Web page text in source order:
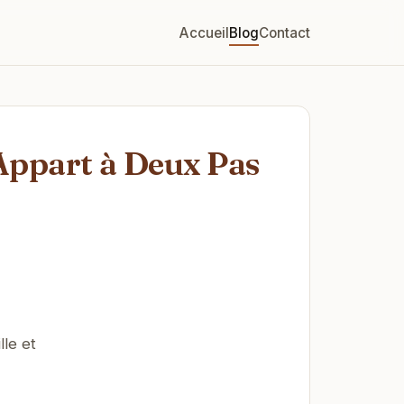
AccueilBlogContact
à Deux Pas
et